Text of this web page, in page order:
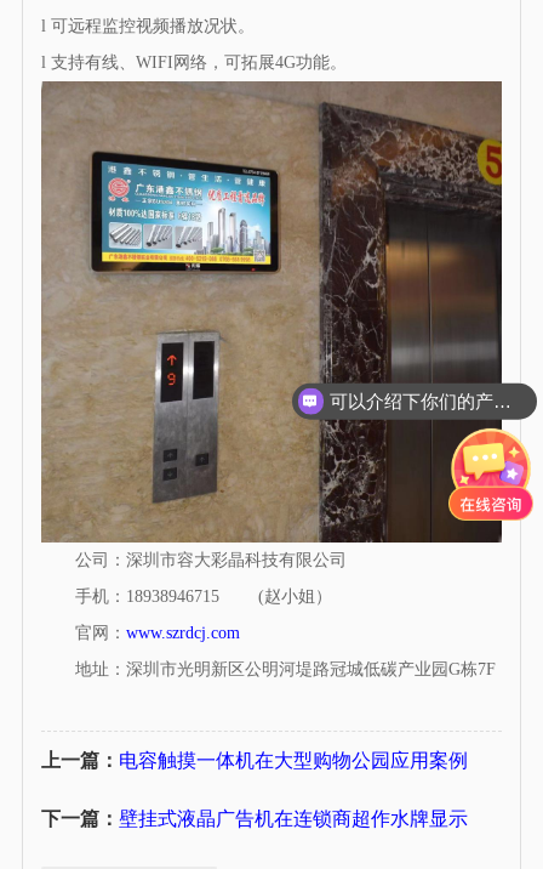
l 可远程监控视频播放况状。
l 支持有线、WIFI网络，可拓展4G功能。
公司：深圳市容大彩晶科技有限公司
手机：18938946715 (赵小姐）
官网： www.szrdcj.com
地址：深圳市光明新区公明河堤路冠城低碳产业园G栋7F
上一篇： 电容触摸一体机在大型购物公园应用案例
下一篇： 壁挂式液晶广告机在连锁商超作水牌显示
可以介绍下你们的产品么？